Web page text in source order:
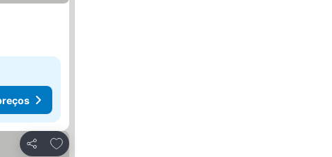
Partilhar
Adicionar aos favoritos